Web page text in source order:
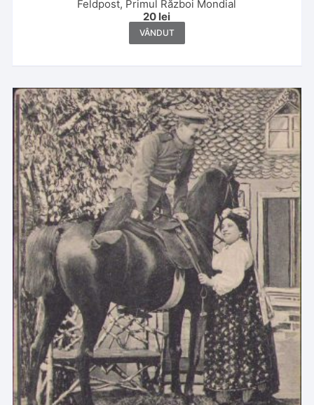
Feldpost, Primul Război Mondial
20 lei
VÂNDUT